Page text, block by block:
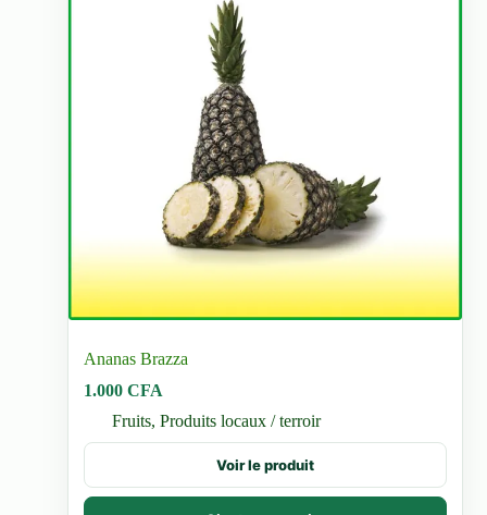
Ananas Brazza
1.000CFA
Fruits,Produits locaux / terroir
Voir le produit